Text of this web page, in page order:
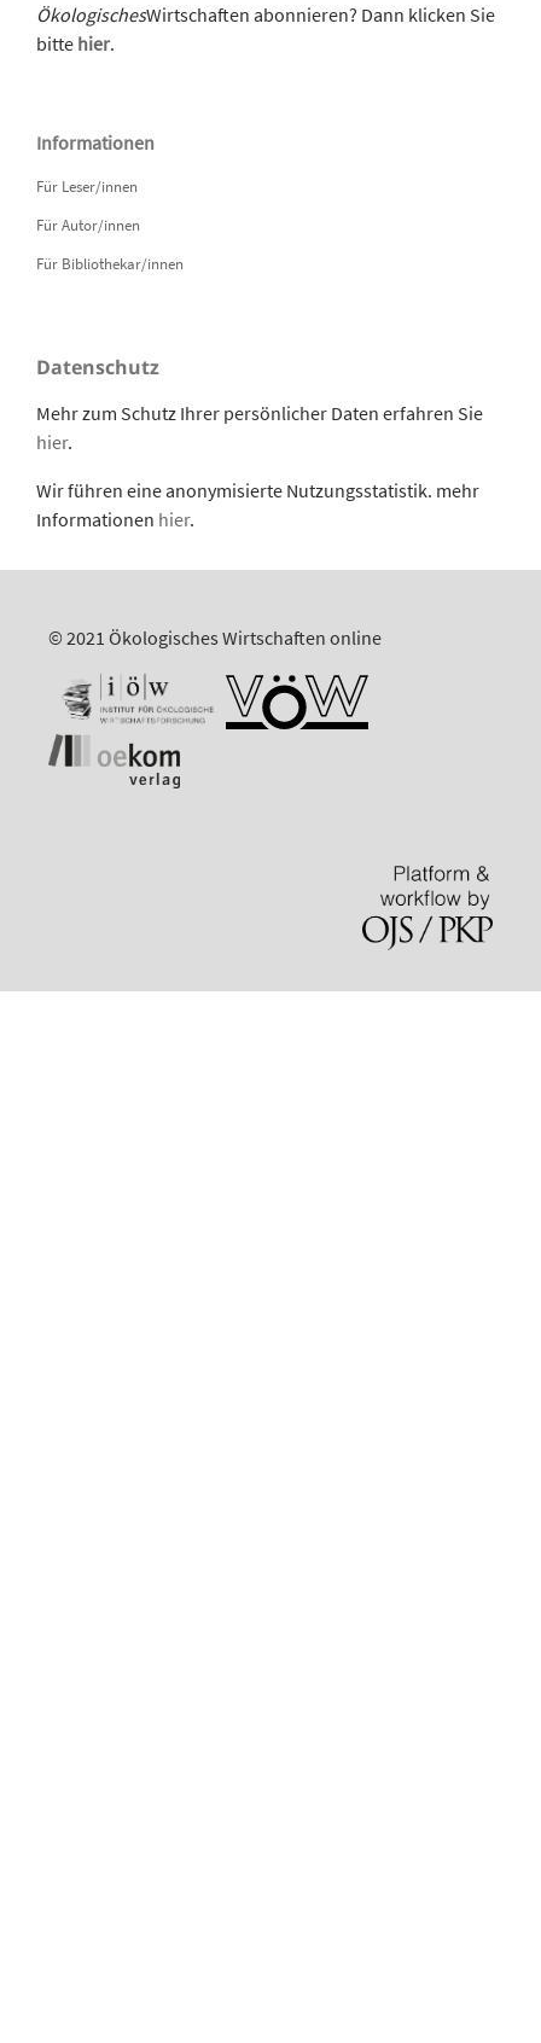
ÖkologischesWirtschaften abonnieren? Dann klicken Sie
bitte hier.
Informationen
Für Leser/innen
Für Autor/innen
Für Bibliothekar/innen
Datenschutz
Mehr zum Schutz Ihrer persönlicher Daten erfahren Sie
hier.
Wir führen eine anonymisierte Nutzungsstatistik. mehr
Informationen hier.
© 2021 Ökologisches Wirtschaften online